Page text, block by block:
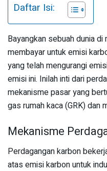
Daftar Isi:
Bayangkan sebuah dunia
membayar untuk emisi
yang telah mengurangi
emisi ini. Inilah inti dari
mekanisme pasar yang
gas rumah kaca (GRK) dan
Mekanisme
Perdagangan karbon
atas emisi karbon untuk